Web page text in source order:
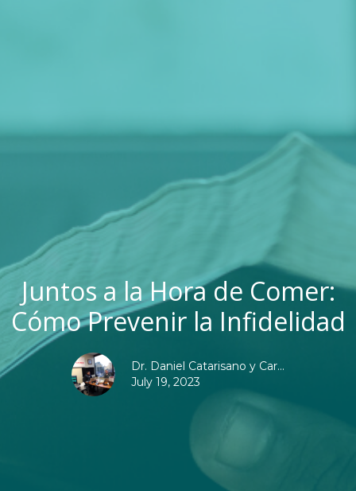
Juntos a la Hora de Comer:
Cómo Prevenir la Infidelidad
Dr. Daniel Catarisano y Car...
July 19, 2023